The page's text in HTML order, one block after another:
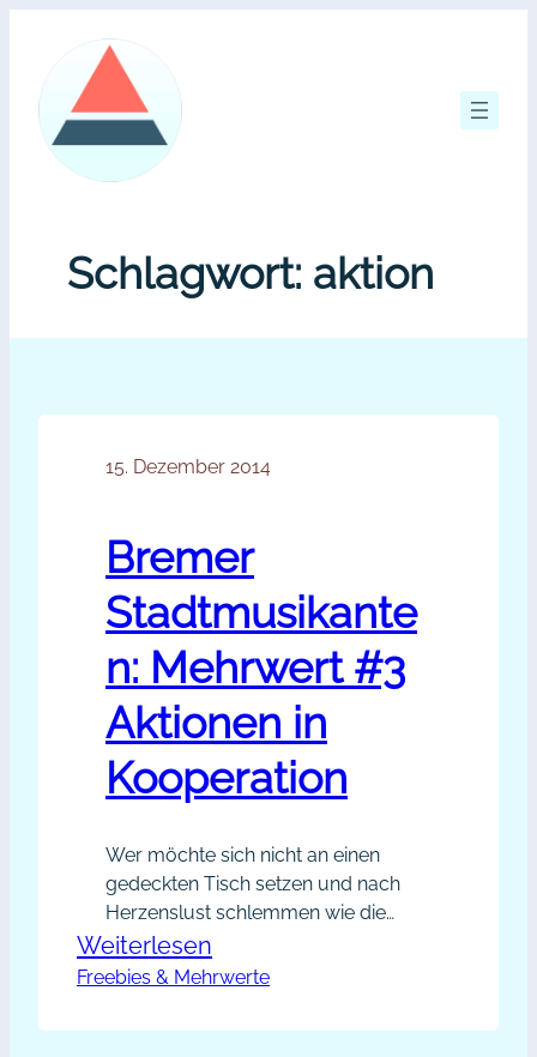
springen
Schlagwort: aktion
15. Dezember 2014
Bremer
Stadtmusikante
n: Mehrwert #3
Aktionen in
Kooperation
Wer möchte sich nicht an einen
gedeckten Tisch setzen und nach
Herzenslust schlemmen wie die
Bremer Stadtmusikanten nach ihrem
langen Marsch in Richtung Bremen?
Gruppe, ihr Ziel jemals zu
Weiterlesen
Bremer
Freebies & Mehrwerte